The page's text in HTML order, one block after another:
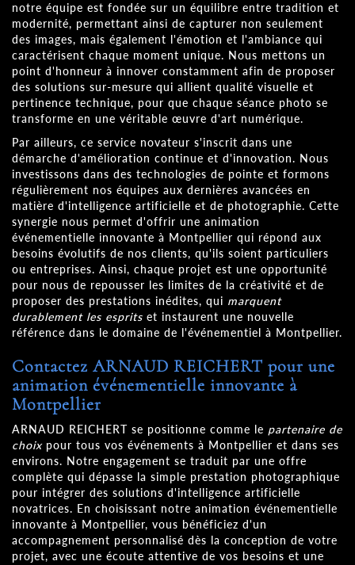
notre équipe est fondée sur un équilibre entre tradition et
modernité, permettant ainsi de capturer non seulement
des images, mais également l'émotion et l'ambiance qui
caractérisent chaque moment unique. Nous mettons un
point d'honneur à innover constamment afin de proposer
des solutions sur-mesure qui allient qualité visuelle et
pertinence technique, pour que chaque séance photo se
transforme en une véritable œuvre d'art numérique.
Par ailleurs, ce service novateur s'inscrit dans une
démarche d'amélioration continue et d'innovation. Nous
investissons dans des technologies de pointe et formons
régulièrement nos équipes aux dernières avancées en
matière d'intelligence artificielle et de photographie. Cette
synergie nous permet d'offrir une animation
événementielle innovante à Montpellier qui répond aux
besoins évolutifs de nos clients, qu'ils soient particuliers
ou entreprises. Ainsi, chaque projet est une opportunité
pour nous de repousser les limites de la créativité et de
proposer des prestations inédites, qui marquent
durablement les esprits et instaurent une nouvelle
référence dans le domaine de l'événementiel à Montpellier.
Contactez ARNAUD REICHERT pour une
animation événementielle innovante à
Montpellier
ARNAUD REICHERT se positionne comme le partenaire de
choixpour tous vos événements à Montpellier et dans ses
environs. Notre engagement se traduit par une offre
complète qui dépasse la simple prestation photographique
pour intégrer des solutions d'intelligence artificielle
novatrices. En choisissant notre animation événementielle
innovante à Montpellier, vous bénéficiez d'un
accompagnement personnalisé dès la conception de votre
projet, avec une écoute attentive de vos besoins et une